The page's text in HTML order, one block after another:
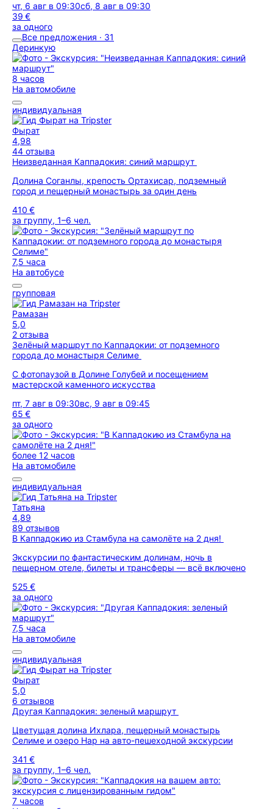
чт, 6 авг в 09:30сб, 8 авг в 09:30
39 €
за одного
Все предложения · 31
Деринкую
8 часов
На автомобиле
индивидуальная
Фырат
4,98
44 отзыва
Неизведанная Каппадокия: синий маршрут
Долина Соганлы, крепость Ортахисар, подземный
город и пещерный монастырь за один день
410 €
за группу, 1–6 чел.
7,5 часа
На автобусе
групповая
Рамазан
5,0
2 отзыва
Зелёный маршрут по Каппадокии: от подземного
города до монастыря Селиме
С фотопаузой в Долине Голубей и посещением
мастерской каменного искусства
пт, 7 авг в 09:30вс, 9 авг в 09:45
65 €
за одного
более 12 часов
На автомобиле
индивидуальная
Татьяна
4,89
89 отзывов
В Каппадокию из Стамбула на самолёте на 2 дня!
Экскурсии по фантастическим долинам, ночь в
пещерном отеле, билеты и трансферы — всё включено
525 €
за одного
7,5 часа
На автомобиле
индивидуальная
Фырат
5,0
6 отзывов
Другая Каппадокия: зеленый маршрут
Цветущая долина Ихлара, пещерный монастырь
Селиме и озеро Нар на авто-пешеходной экскурсии
341 €
за группу, 1–6 чел.
7 часов